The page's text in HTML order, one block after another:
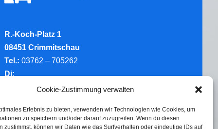
Cookie-Zustimmung verwalten
Erlebnis zu bieten, verwenden wir Technologien wie Cookies, um
zu speichern und/oder darauf zuzugreifen. Wenn du diesen
zustimmst, können wir Daten wie das Surfverhalten oder eindeutige IDs auf
R.-Koch-Platz 1
08451 Crimmitschau
Tel.: 03762 – 705262
Di:
10.00-12.00 Uhr & 14.00-16.00 Uhr
10.00-12.00 Uhr & 14.00-16.00 Uhr